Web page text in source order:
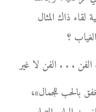
ذاك المثال
بالحب للجمال»،